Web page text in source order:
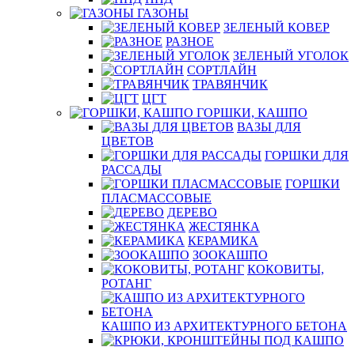
ГАЗОНЫ
ЗЕЛЕНЫЙ КОВЕР
РАЗНОЕ
ЗЕЛЕНЫЙ УГОЛОК
СОРТЛАЙН
ТРАВЯНЧИК
ЦГТ
ГОРШКИ, КАШПО
ВАЗЫ ДЛЯ
ЦВЕТОВ
ГОРШКИ ДЛЯ
РАССАДЫ
ГОРШКИ
ПЛАСМАССОВЫЕ
ДЕРЕВО
ЖЕСТЯНКА
КЕРАМИКА
ЗООКАШПО
КОКОВИТЫ,
РОТАНГ
КАШПО ИЗ АРХИТЕКТУРНОГО БЕТОНА